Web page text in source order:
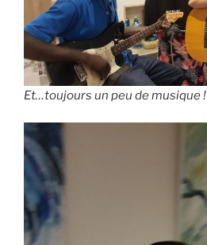
Et…toujours un peu de musique !